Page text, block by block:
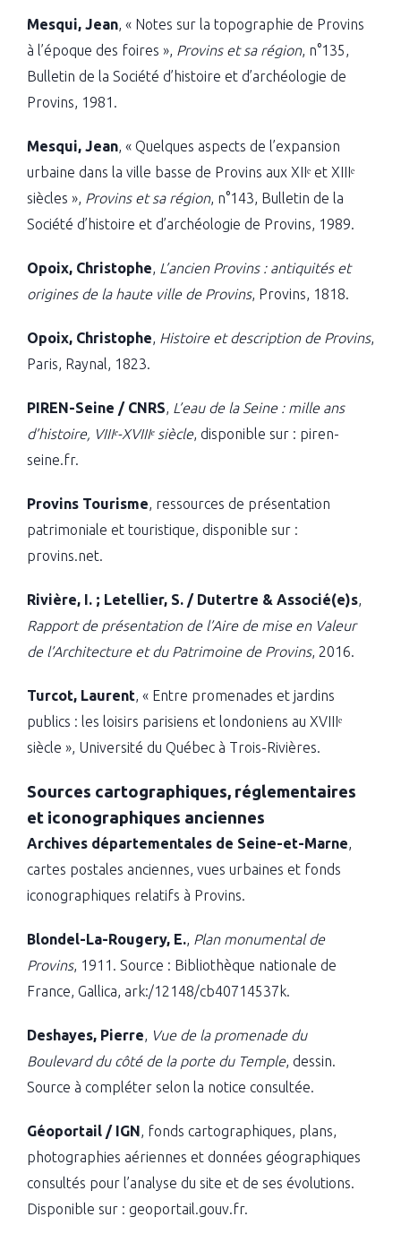
Mesqui, Jean, « Notes sur la topographie de Provins
à l’époque des foires », Provins et sa région, n°135,
Bulletin de la Société d’histoire et d’archéologie de
Provins, 1981.
Mesqui, Jean, « Quelques aspects de l’expansion
urbaine dans la ville basse de Provins aux XIIᵉ et XIIIᵉ
siècles », Provins et sa région, n°143, Bulletin de la
Société d’histoire et d’archéologie de Provins, 1989.
Opoix, Christophe, L’ancien Provins : antiquités et
origines de la haute ville de Provins, Provins, 1818.
Opoix, Christophe, Histoire et description de Provins,
Paris, Raynal, 1823.
PIREN-Seine / CNRS, L’eau de la Seine : mille ans
d’histoire, VIIIᵉ-XVIIIᵉ siècle, disponible sur : piren-
seine.fr.
Provins Tourisme, ressources de présentation
patrimoniale et touristique, disponible sur :
provins.net.
Rivière, I. ; Letellier, S. / Dutertre & Associé(e)s,
Rapport de présentation de l’Aire de mise en Valeur
de l’Architecture et du Patrimoine de Provins, 2016.
Turcot, Laurent, « Entre promenades et jardins
publics : les loisirs parisiens et londoniens au XVIIIᵉ
siècle », Université du Québec à Trois-Rivières.
Sources cartographiques, réglementaires
et iconographiques anciennes
Archives départementales de Seine-et-Marne,
cartes postales anciennes, vues urbaines et fonds
iconographiques relatifs à Provins.
Blondel-La-Rougery, E., Plan monumental de
Provins, 1911. Source : Bibliothèque nationale de
France, Gallica, ark:/12148/cb40714537k.
Deshayes, Pierre, Vue de la promenade du
Boulevard du côté de la porte du Temple, dessin.
Source à compléter selon la notice consultée.
Géoportail / IGN , fonds cartographiques, plans,
photographies aériennes et données géographiques
consultés pour l’analyse du site et de ses évolutions.
Disponible sur : geoportail.gouv.fr.